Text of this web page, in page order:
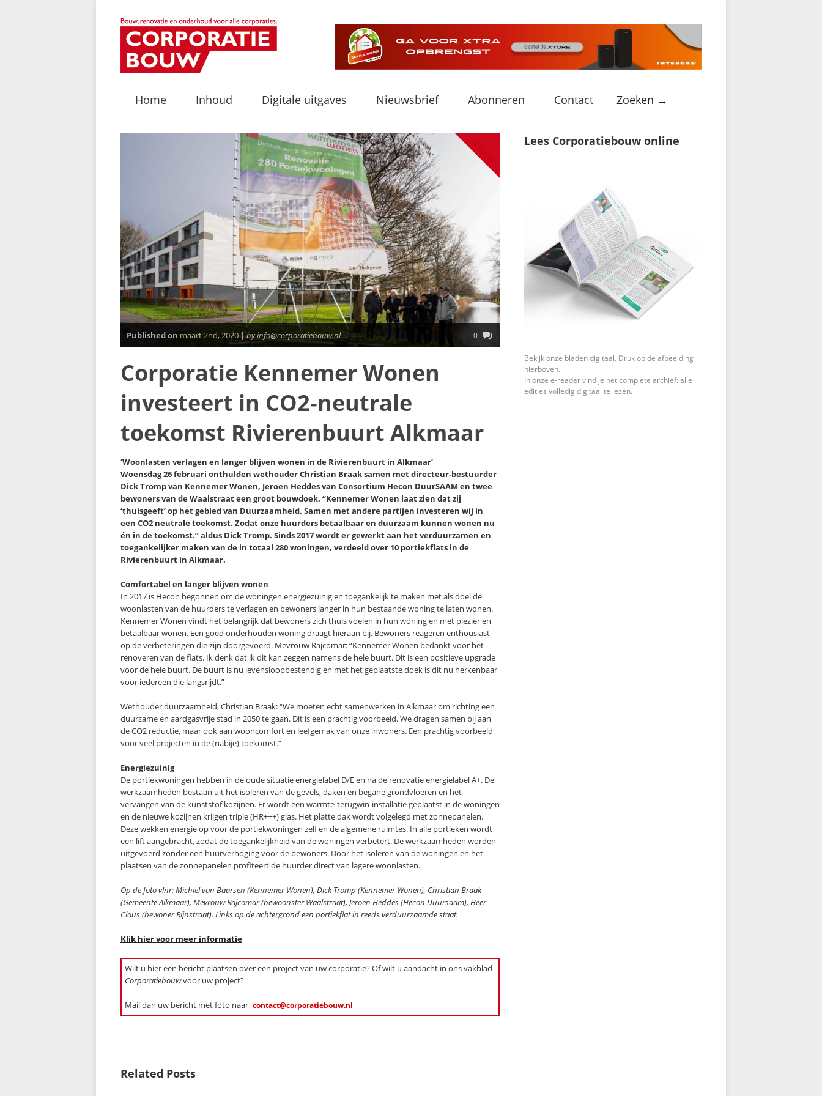
Home Inhoud Digitale uitgaves Nieuwsbrief Abonneren Contact Zoeken →
Nieuws
Published on maart 2nd, 2020 |by info@corporatiebouw.nl 0
Corporatie Kennemer Wonen
investeert in CO2-neutrale
toekomst Rivierenbuurt Alkmaar
‘Woonlasten verlagen en langer blijven wonen in de Rivierenbuurt in Alkmaar’
Woensdag 26 februari onthulden wethouder Christian Braak samen met directeur-bestuurder
Dick Tromp van Kennemer Wonen, Jeroen Heddes van Consortium Hecon DuurSAAM en twee
bewoners van de Waalstraat een groot bouwdoek. “Kennemer Wonen laat zien dat zij
‘thuisgeeft’ op het gebied van Duurzaamheid. Samen met andere partijen investeren wij in
een CO2 neutrale toekomst. Zodat onze huurders betaalbaar en duurzaam kunnen wonen nu
én in de toekomst.” aldus Dick Tromp. Sinds 2017 wordt er gewerkt aan het verduurzamen en
toegankelijker maken van de in totaal 280 woningen, verdeeld over 10 portiekflats in de
Rivierenbuurt in Alkmaar.
Comfortabel en langer blijven wonen
In 2017 is Hecon begonnen om de woningen energiezuinig en toegankelijk te maken met als doel de
woonlasten van de huurders te verlagen en bewoners langer in hun bestaande woning te laten wonen.
Kennemer Wonen vindt het belangrijk dat bewoners zich thuis voelen in hun woning en met plezier en
betaalbaar wonen. Een goed onderhouden woning draagt hieraan bij. Bewoners reageren enthousiast
op de verbeteringen die zijn doorgevoerd. Mevrouw Rajcomar: “Kennemer Wonen bedankt voor het
renoveren van de flats. Ik denk dat ik dit kan zeggen namens de hele buurt. Dit is een positieve upgrade
voor de hele buurt. De buurt is nu levensloopbestendig en met het geplaatste doek is dit nu herkenbaar
voor iedereen die langsrijdt.”
Wethouder duurzaamheid, Christian Braak: “We moeten echt samenwerken in Alkmaar om richting een
duurzame en aardgasvrije stad in 2050 te gaan. Dit is een prachtig voorbeeld. We dragen samen bij aan
de CO2 reductie, maar ook aan wooncomfort en leefgemak van onze inwoners. Een prachtig voorbeeld
voor veel projecten in de (nabije) toekomst.”
Energiezuinig
De portiekwoningen hebben in de oude situatie energielabel D/E en na de renovatie energielabel A+. De
werkzaamheden bestaan uit het isoleren van de gevels, daken en begane grondvloeren en het
vervangen van de kunststof kozijnen. Er wordt een warmte-terugwin-installatie geplaatst in de woningen
en de nieuwe kozijnen krijgen triple (HR+++) glas. Het platte dak wordt volgelegd met zonnepanelen.
Deze wekken energie op voor de portiekwoningen zelf en de algemene ruimtes. In alle portieken wordt
een lift aangebracht, zodat de toegankelijkheid van de woningen verbetert. De werkzaamheden worden
uitgevoerd zonder een huurverhoging voor de bewoners. Door het isoleren van de woningen en het
plaatsen van de zonnepanelen profiteert de huurder direct van lagere woonlasten.
Op de foto vlnr: Michiel van Baarsen (Kennemer Wonen), Dick Tromp (Kennemer Wonen), Christian Braak
(Gemeente Alkmaar), Mevrouw Rajcomar (bewoonster Waalstraat), Jeroen Heddes (Hecon Duursaam), Heer
Claus (bewoner Rijnstraat). Links op de achtergrond een portiekflat in reeds verduurzaamde staat.
Klik hier voor meer informatie
Wilt u hier een bericht plaatsen over een project van uw corporatie? Of wilt u aandacht in ons vakblad
Corporatiebouwvoor uw project?
Mail dan uw bericht met foto naar contact@corporatiebouw.nl
Related Posts
Lees Corporatiebouw online
Bekijk onze bladen digitaal. Druk op de afbeelding
hierboven.
In onze e-reader vind je het complete archief: alle
edities volledig digitaal te lezen.